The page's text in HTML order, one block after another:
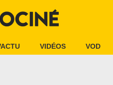
VIDÉOS VOD